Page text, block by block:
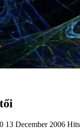
13 December 2006